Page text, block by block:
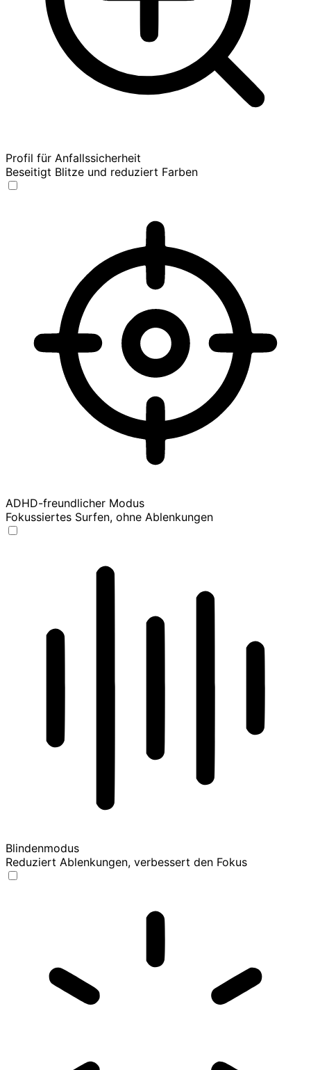
Profil für Anfallssicherheit
Beseitigt Blitze und reduziert Farben
ADHD-freundlicher Modus
Fokussiertes Surfen, ohne Ablenkungen
Blindenmodus
Reduziert Ablenkungen, verbessert den Fokus